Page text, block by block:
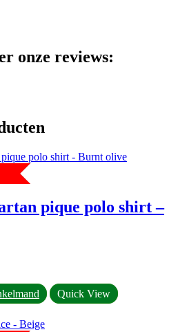
onze reviews:
pique polo shirt –
Dit
product
Quick View